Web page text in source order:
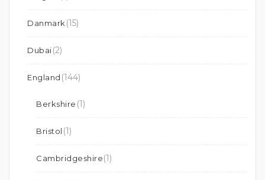
Danmark (15)
Dubai(2)
England (144)
Berkshire (1)
Bristol (1)
Cambridgeshire(1)